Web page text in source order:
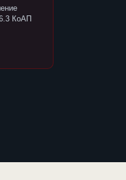
КоАП